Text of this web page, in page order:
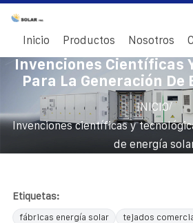
Inicio Productos Nosotros
Invenciones Científicas
Para La Generación De
INICIO/
Invenciones científicas y
de energía
Etiquetas:
fábricas energía solar
tejados